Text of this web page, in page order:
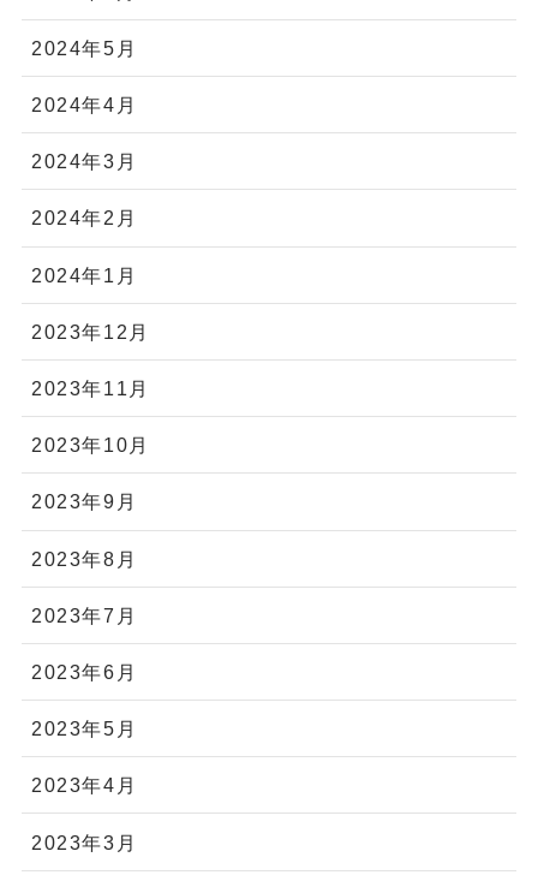
2024年5月
2024年4月
2024年3月
2024年2月
2024年1月
2023年12月
2023年11月
2023年10月
2023年9月
2023年8月
2023年7月
2023年6月
2023年5月
2023年4月
2023年3月